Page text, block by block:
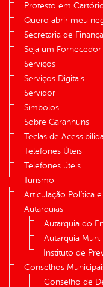
Protesto em
Quero abrir meu
Secretaria de
Seja um Fornecedor
Serviços
Serviços Digitais
Servidor
Símbolos
Sobre Garanhuns
Teclas de
Telefones Úteis
Telefones úteis
Turismo
Articulação Política e
Autarquias
Autarquia do
Autarquia Mun.
Instituto de
Conselhos
Conselho de